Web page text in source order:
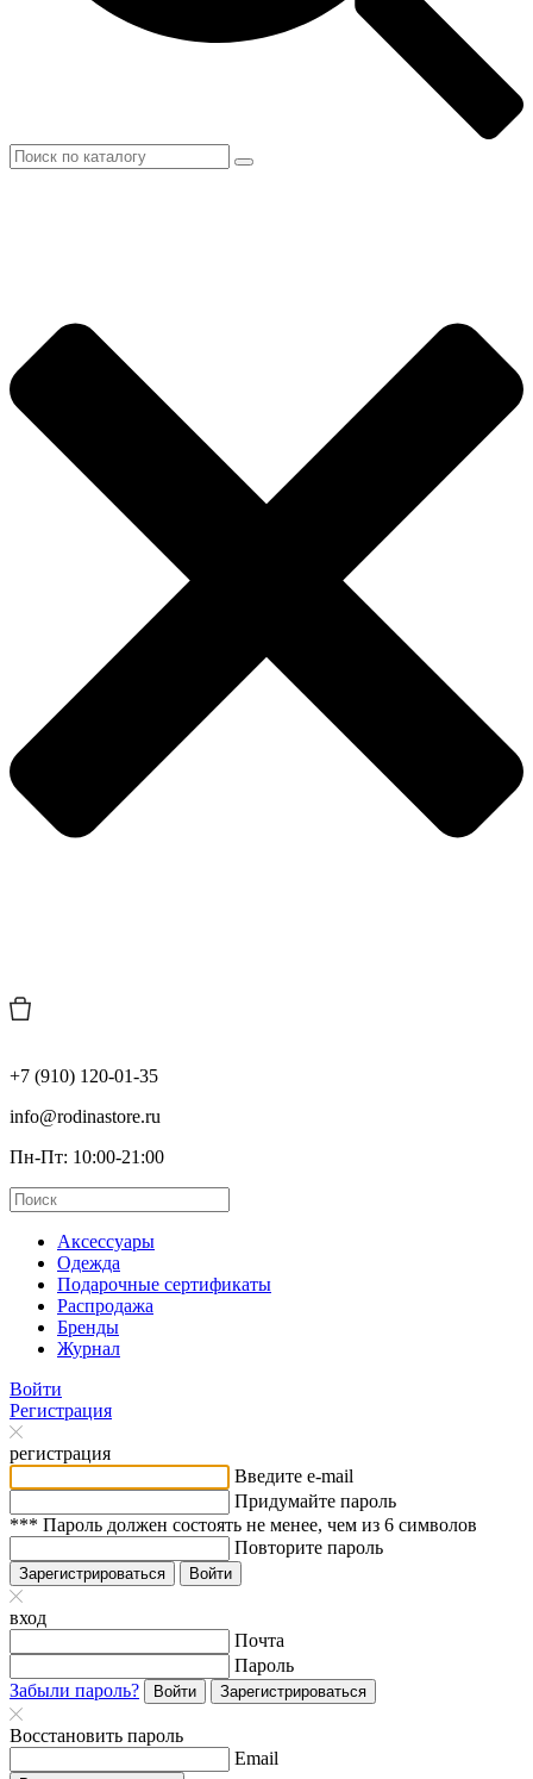
+7 (910) 120-01-35
info@rodinastore.ru
Пн-Пт: 10:00-21:00
Аксессуары
Одежда
Подарочные сертификаты
Распродажа
Бренды
Журнал
Войти
Регистрация
регистрация
Введите e-mail
Придумайте пароль
*** Пароль должен состоять не менее, чем из 6 символов
Повторите пароль
Зарегистрироваться Войти
вход
Почта
Пароль
Забыли пароль?
Войти Зарегистрироваться
Восстановить пароль
Email